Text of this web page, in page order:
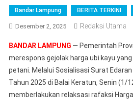
Bandar Lampung BERITA TERKINI
Desember 2, 2025 Redaksi Utama
BANDAR LAMPUNG — Pemerintah
merespons gejolak harga ubi kayu
petani. Melalui Sosialisasi Surat
Tahun 2025 di Balai Keratun, Senin (1/
memberlakukan relaksasi rafaksi